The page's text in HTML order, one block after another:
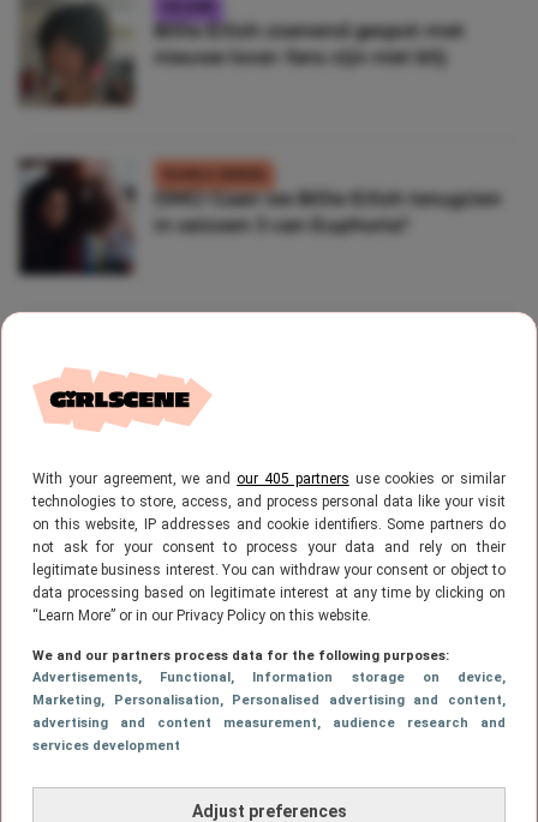
With your agreement, we andour 405 partners use cookies or similar
technologies to store, access, and process personal data like your visit
on this website, IP addresses and cookie identifiers. Some partners do
not ask for your consent to process your data and rely on their
legitimate business interest. You can withdraw your consent or object to
data processing based on legitimate interest at any time by clicking on
“Learn More” or in our Privacy Policy on this website.
We and our partners process data for the following purposes:
Advertisements, Functional , Information storage on device,
Marketing, Personalisation, Personalised advertising and content,
advertising and content measurement, audience research and
services development
Adjust preferences
Billie Eilish zoenend gespot met
nieuwe lover: fans zijn niet blij
OMG! Gaan we Billie Eilish terugzien
in seizoen 3 van Euphoria?
ze het mooiste vindt bij zichzelf
CELEBS
Time to eat! Dit is wat Billie Eilish eet
op een dag!